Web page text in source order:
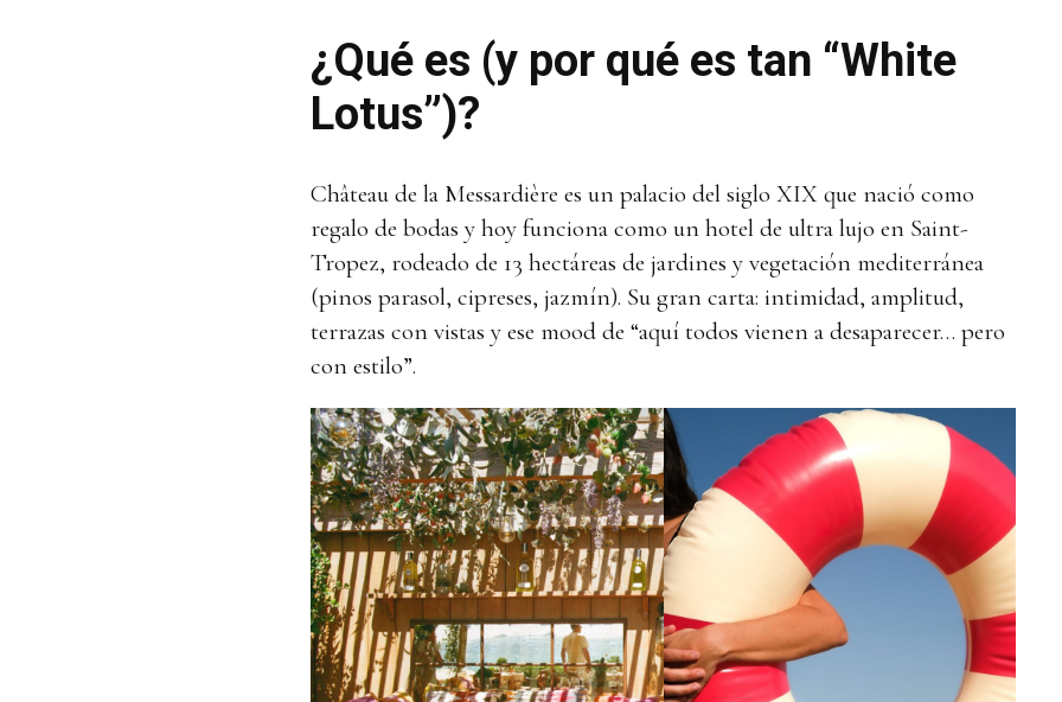
¿Qué es (y por qué es tan “White
Lotus”)?
Château de la Messardière es un palacio del siglo XIX que nació como
regalo de bodas y hoy funciona como un hotel de ultra lujo en Saint-
Tropez, rodeado de 13 hectáreas de jardines y vegetación mediterránea
(pinos parasol, cipreses, jazmín). Su gran carta: intimidad, amplitud,
terrazas con vistas y ese mood de “aquí todos vienen a desaparecer… pero
con estilo”.